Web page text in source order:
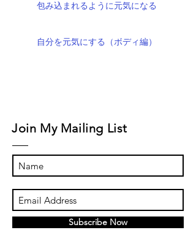
包み込まれるように元気になる
自分を元気にする（ボディ編）
Join My Mailing List
Subscribe Now